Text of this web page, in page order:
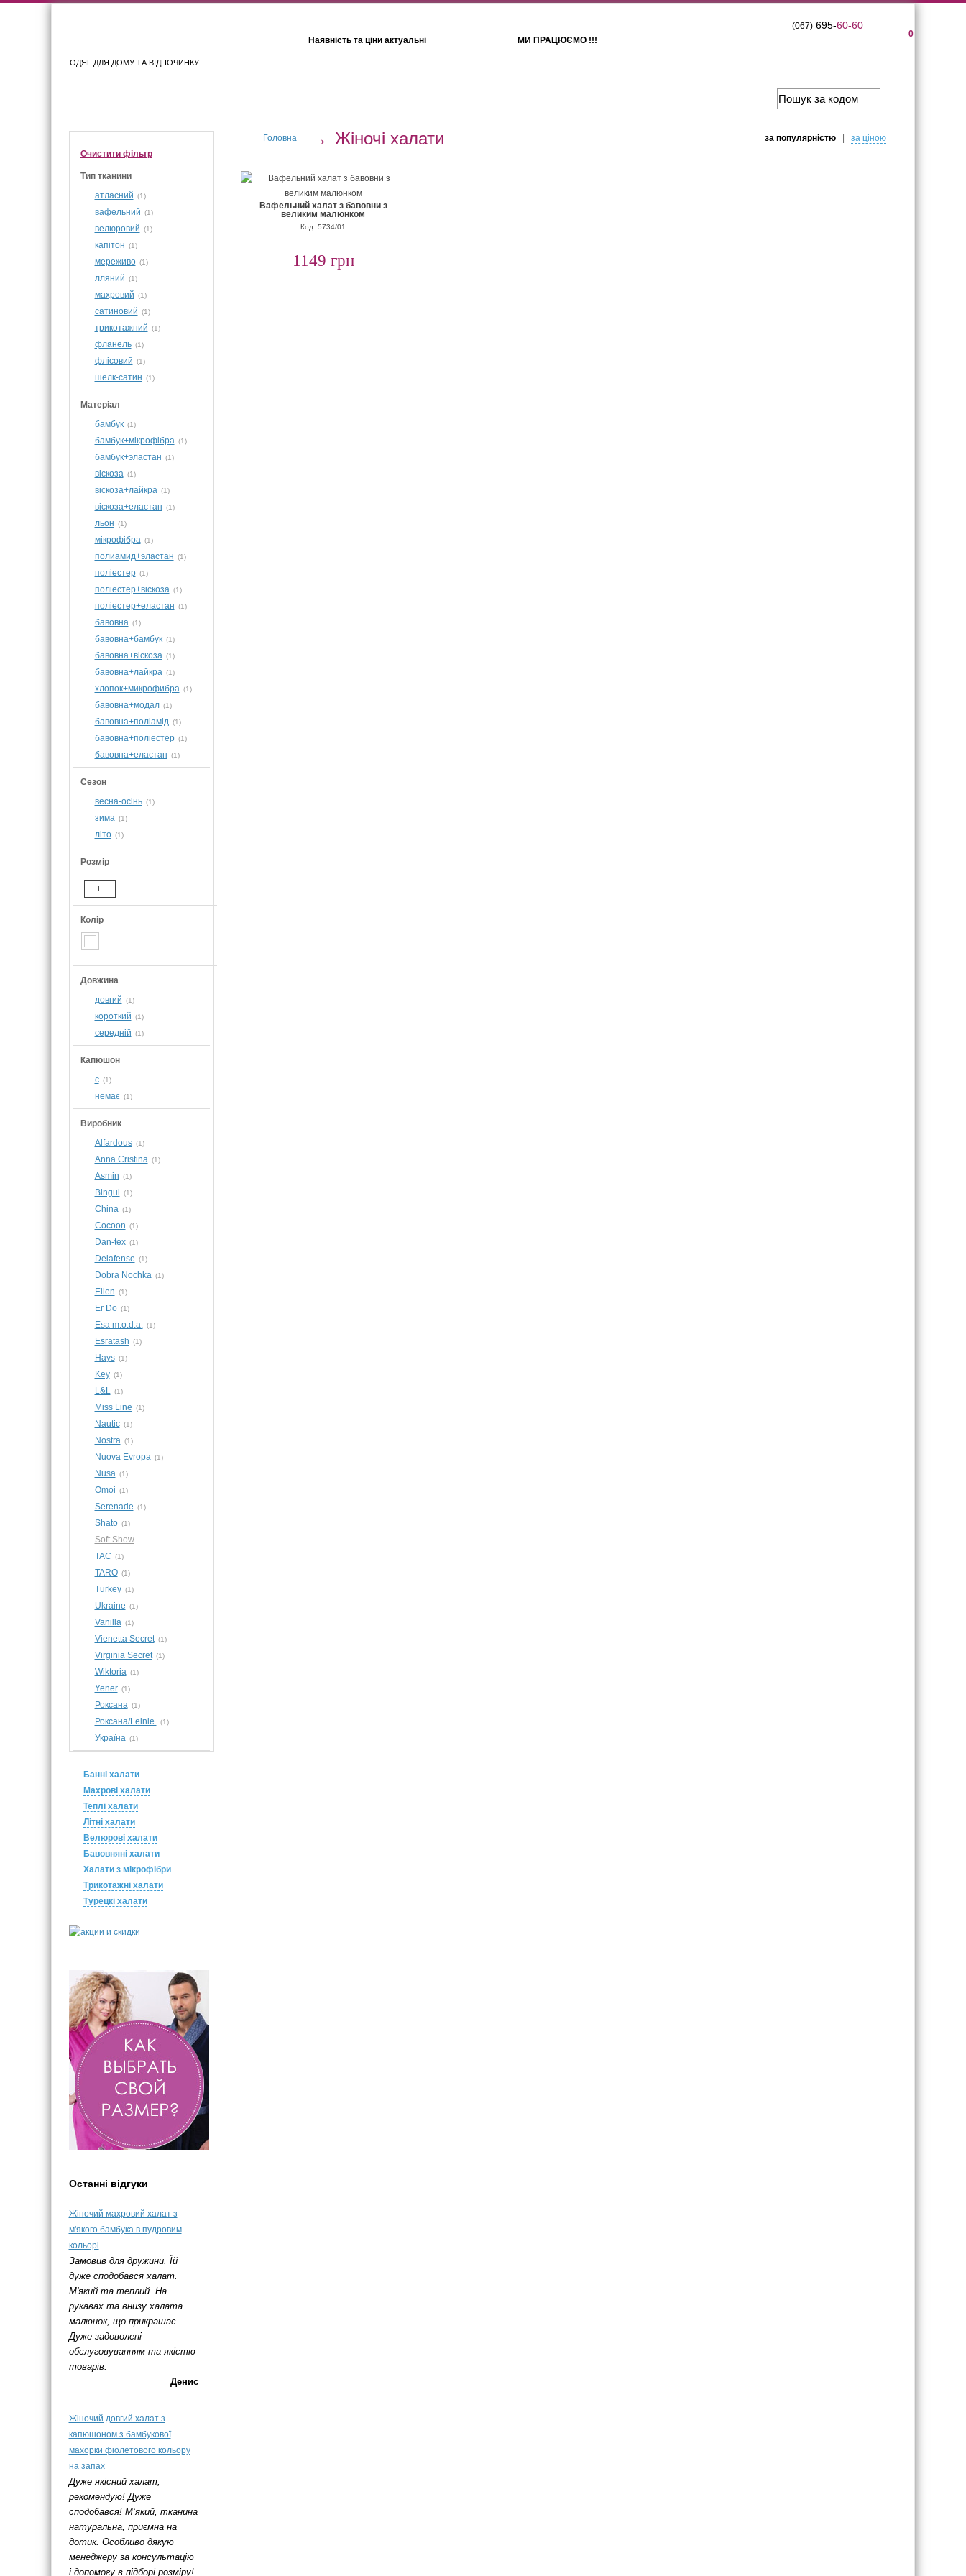
ОДЯГ ДЛЯ ДОМУ ТА ВІДПОЧИНКУ
Наявність та ціни актуальні МИ ПРАЦЮЄМО !!!
0
(067)695-60-60
Очистити фiльтр
Тип тканини
атласний (1)
вафельний (1)
велюровий (1)
капітон (1)
мереживо (1)
лляний (1)
махровий (1)
сатиновий (1)
трикотажний (1)
фланель (1)
флісовий (1)
шелк-сатин (1)
Матеріал
бамбук (1)
бамбук+мікрофібра (1)
бамбук+эластан (1)
віскоза (1)
віскоза+лайкра (1)
віскоза+еластан (1)
льон (1)
мікрофібра (1)
полиамид+эластан (1)
поліестер (1)
поліестер+віскоза (1)
поліестер+еластан (1)
бавовна (1)
бавовна+бамбук (1)
бавовна+віскоза (1)
бавовна+лайкра (1)
хлопок+микрофибра (1)
бавовна+модал (1)
бавовна+поліамід (1)
бавовна+поліестер (1)
бавовна+еластан (1)
Сезон
весна-осінь (1)
зима (1)
літо (1)
Розмір
L
Колір
Довжина
довгий (1)
короткий (1)
середній (1)
Капюшон
є (1)
немає (1)
Виробник
Alfardous (1)
Anna Cristina (1)
Asmin (1)
Bingul (1)
China (1)
Cocoon (1)
Dan-tex (1)
Delafense (1)
Dobra Nochka (1)
Ellen (1)
Er Do (1)
Esa m.o.d.a. (1)
Esratash (1)
Hays (1)
Key (1)
L&L (1)
Miss Line (1)
Nautic (1)
Nostra (1)
Nuova Evropa (1)
Nusa (1)
Omoi (1)
Serenade (1)
Shato (1)
Soft Show
TAC (1)
TARO (1)
Turkey (1)
Ukraine (1)
Vanilla (1)
Vienetta Secret (1)
Virginia Secret (1)
Wiktoria (1)
Yener (1)
Роксана (1)
Роксана/Leinle (1)
Україна (1)
Банні халати
Махрові халати
Теплі халати
Літні халати
Велюрові халати
Бавовняні халати
Халати з мікрофібри
Трикотажні халати
Турецкі халати
Останні відгуки
Жіночий махровий халат з
м'якого бамбука в пудровим
кольорі
Замовив для дружини. Їй
дуже сподобався халат.
М'який та теплий. На
рукавах та внизу халата
малюнок, що прикрашає.
Дуже задоволені
обслуговуванням та якістю
товарів.
Денис
Жіночий довгий халат з
капюшоном з бамбукової
махорки фіолетового кольору
на запах
Дуже якісний халат,
рекомендую! Дуже
сподобався! М‘який, тканина
натуральна, приємна на
дотик. Особливо дякую
менеджеру за консультацію
і допомогу в підборі розміру!
Головна → Жіночі халати за популярнiстю| за цiною
Вафельний халат з бавовни з
великим малюнком
Код: 5734/01
1149 грн